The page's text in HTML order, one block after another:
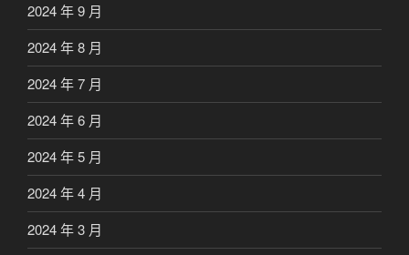
2024 年 9 月
2024 年 8 月
2024 年 7 月
2024 年 6 月
2024 年 5 月
2024 年 4 月
2024 年 3 月